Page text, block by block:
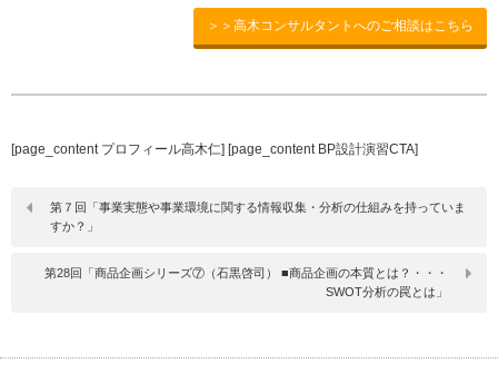
＞＞高木コンサルタントへのご相談はこちら
[page_content プロフィール高木仁] [page_content BP設計演習CTA]
第７回「事業実態や事業環境に関する情報収集・分析の仕組みを持っていま
すか？」
第28回「商品企画シリーズ⑦（石黒啓司） ■商品企画の本質とは？・・・
SWOT分析の罠とは」